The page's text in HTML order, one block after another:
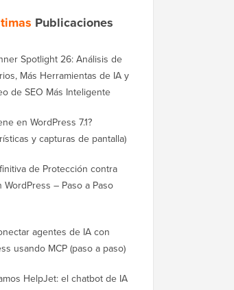
Publicaciones
Spotlight 26: Análisis de
Más Herramientas de IA y
de SEO Más Inteligente
en WordPress 7.1?
y capturas de pantalla)
de Protección contra
WordPress – Paso a Paso
agentes de IA con
usando MCP (paso a paso)
HelpJet: el chatbot de IA